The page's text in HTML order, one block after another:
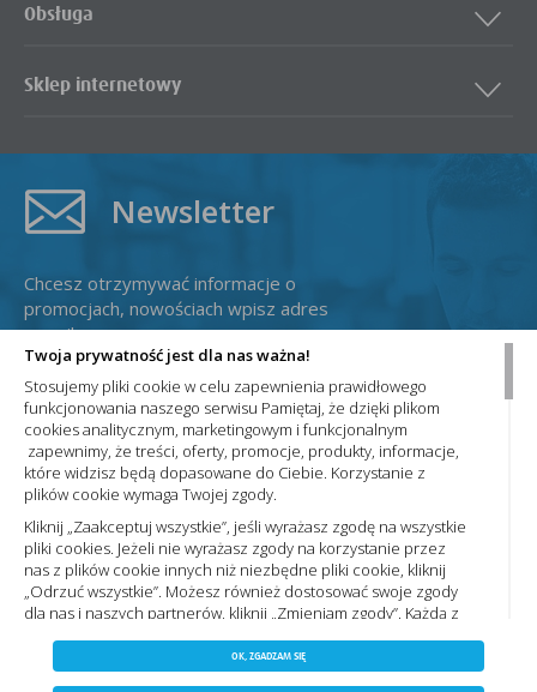
Twoja prywatność jest dla nas ważna!
Stosujemy pliki cookie w celu zapewnienia prawidłowego
funkcjonowania naszego serwisu Pamiętaj, że dzięki plikom
cookies analitycznym, marketingowym i funkcjonalnym
zapewnimy, że treści, oferty, promocje, produkty, informacje,
które widzisz będą dopasowane do Ciebie. Korzystanie z
plików cookie wymaga Twojej zgody.
Kliknij „Zaakceptuj wszystkie”, jeśli wyrażasz zgodę na wszystkie
pliki cookies. Jeżeli nie wyrażasz zgody na korzystanie przez
nas z plików cookie innych niż niezbędne pliki cookie, kliknij
„Odrzuć wszystkie”. Możesz również dostosować swoje zgody
dla nas i naszych partnerów, kliknij „Zmieniam zgody”. Każdą z
zmieniając wybrane ustawienia. Więcej informacji znajdziesz
Polityce prywatności,. Korzystanie z plików cookie we
OK, ZGADZAM SIĘ
ZAPISZ WYBRANE
Obsługa
Sklep internetowy
Newsletter
Chcesz otrzymywać informacje o
promocjach, nowościach wpisz adres
e-mail:
Administratorem Państwa danych osobowych jest Nowa Elektro Sp. z
o.o. Informacje dotyczące przetwarzania Państwa danych osobowych
oraz zasady, na jakich odbywa się ich przetwarzanie przez spółkę
Nowa Elektro Sp. z o.o. znajdą Państwo w naszejPolityce prywatności
Copyright 2023 by nowaelektro.pl. Wszelkie prawa
zastrzeżone.